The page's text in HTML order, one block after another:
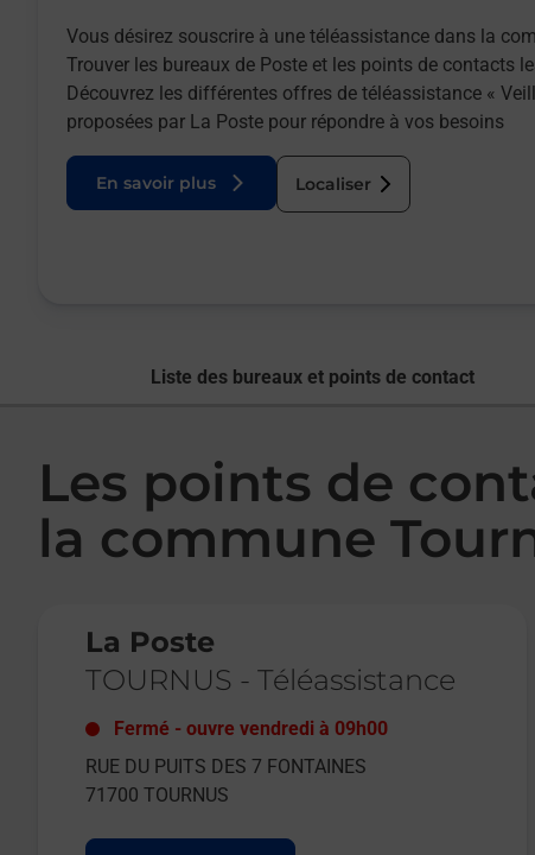
Vous désirez souscrire à une téléassistance dans la
Trouver les bureaux de Poste et les points de contacts
Découvrez les différentes offres de téléassistance «
proposées par La Poste pour répondre à vos besoins
En savoir plus Localiser
Liste des bureaux et points de contact
Les points de
la commune
La Poste
TOURNUS - Téléassistance
Fermé - ouvre vendredi à 09h00
RUE DU PUITS DES 7 FONTAINES
71700 TOURNUS